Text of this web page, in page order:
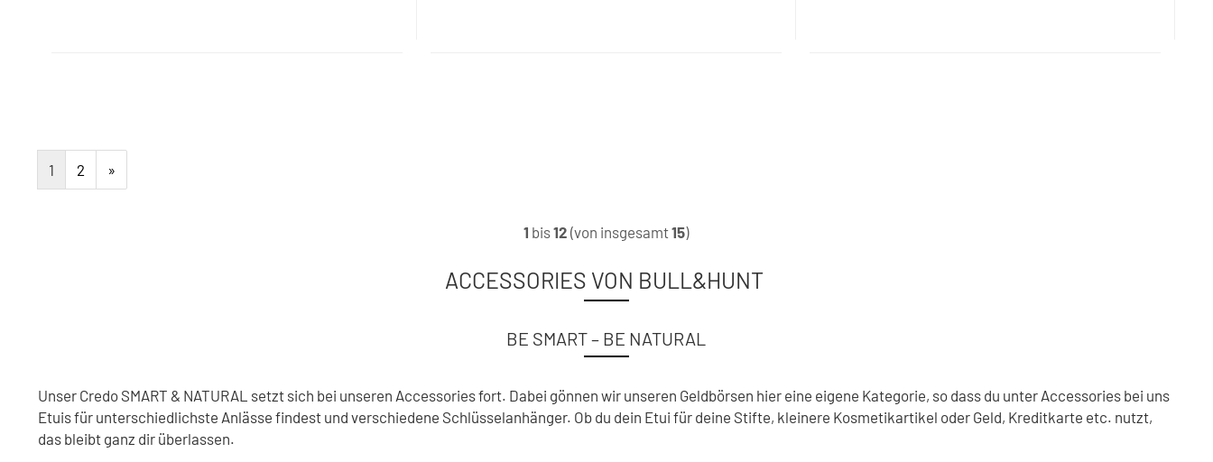
1 2 »
1 bis12 (von insgesamt15)
ACCESSORIES VON BULL&HUNT
BE SMART – BE NATURAL
Unser Credo SMART & NATURAL setzt sich bei unseren Accessories fort. Dabei gönnen wir unseren Geldbörsen hier eine eigene Kategorie, so dass du unter Accessories bei uns
Etuis für unterschiedlichste Anlässe findest und verschiedene Schlüsselanhänger. Ob du dein Etui für deine Stifte, kleinere Kosmetikartikel oder Geld, Kreditkarte etc. nutzt,
das bleibt ganz dir überlassen.